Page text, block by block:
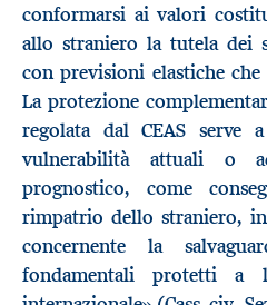
conformarsi ai valori
allo straniero la tutela dei
con previsioni elastiche
La protezione
regolata dal CEAS serve
vulnerabilità attuali o
prognostico, come
rimpatrio dello straniero, in
concernente la
fondamentali protetti a